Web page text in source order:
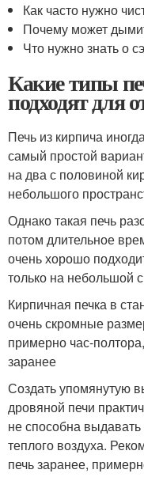
Как часто нужно
Почему может
Что нужно знать о
Какие типы
подходят для
Печь из кирпича
самый простой
на два с половиной
небольшого
Однако такая печь
потом длительное
очень хорошо
только на небольшой
Кирпичная печка в
очень скромные
примерно час-
заранее
Создать упомянутую
дровяной печи
не способна
теплого воздуха.
печь заранее,